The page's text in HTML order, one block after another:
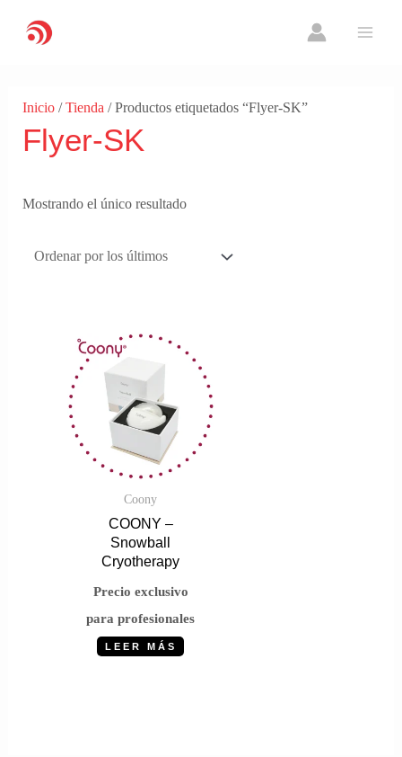
Inicio /Tienda / Productos etiquetados “Flyer-SK”
Flyer-SK
Mostrando el único resultado
Coony
COONY –
Snowball
Cryotherapy
Precio exclusivo
para profesionales
LEER MÁS